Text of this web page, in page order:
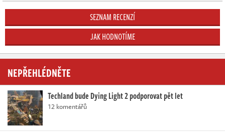
SEZNAM RECENZÍ
JAK HODNOTÍME
NEPŘEHLÉDNĚTE
Techland bude Dying Light 2 podporovat pět let
12 komentářů